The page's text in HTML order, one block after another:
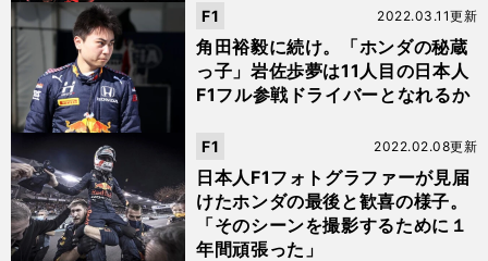
面
角田裕毅に続け。「ホンダの秘蔵
っ子」岩佐歩夢は11人目の日本人
F1フル参戦ドライバーとなれるか
2022.03.11更新
F1
日本人F1フォトグラファーが見届
けたホンダの最後と歓喜の様子。
「そのシーンを撮影するために１
年間頑張った」
2022.02.08更新
F1